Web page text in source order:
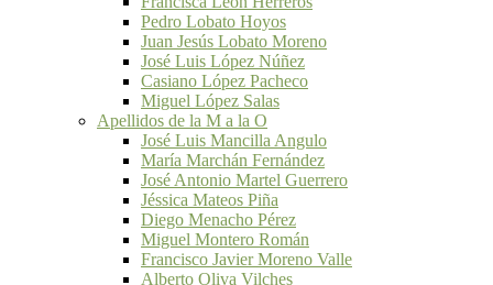
Pedro Lobato Hoyos
Juan Jesús Lobato Moreno
José Luis López Núñez
Casiano López Pacheco
Miguel López Salas
Apellidos de la M a la O
José Luis Mancilla Angulo
María Marchán Fernández
José Antonio Martel Guerrero
Jéssica Mateos Piña
Diego Menacho Pérez
Miguel Montero Román
Francisco Javier Moreno Valle
Alberto Oliva Vilches